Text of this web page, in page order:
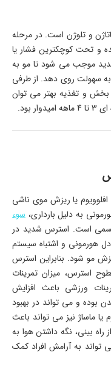
و تلوژن است. در مرحله
و تحت کوچکترین فشار یا
موجب می شود تا مو به
سهولت روی دهد. از طرفی
بخش و تغذیه بهتر می توان
افلوویوم یا ریزش موی ناشی
به دلیل بارداری، سوء
است. استرس شدید در
هورمونی و اشتباه سیستم
مو شود. بنابراین استرس
استرس، میزان تمرینات
ورزشی باعث افزایش
بوده و می تواند در بهبود
ماساژ نیز می تواند باعث
بینی، نگه داشتن هوا به
تواند به آرامش افراد کمک